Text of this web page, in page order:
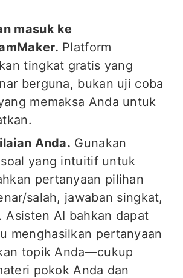
masuk ke
Platform
tingkat gratis yang
berguna, bukan uji coba
memaksa Anda untuk
Anda. Gunakan
yang intuitif untuk
pertanyaan pilihan
salah, jawaban singkat,
Asisten AI bahkan dapat
menghasilkan pertanyaan
topik Anda—cukup
pokok Anda dan